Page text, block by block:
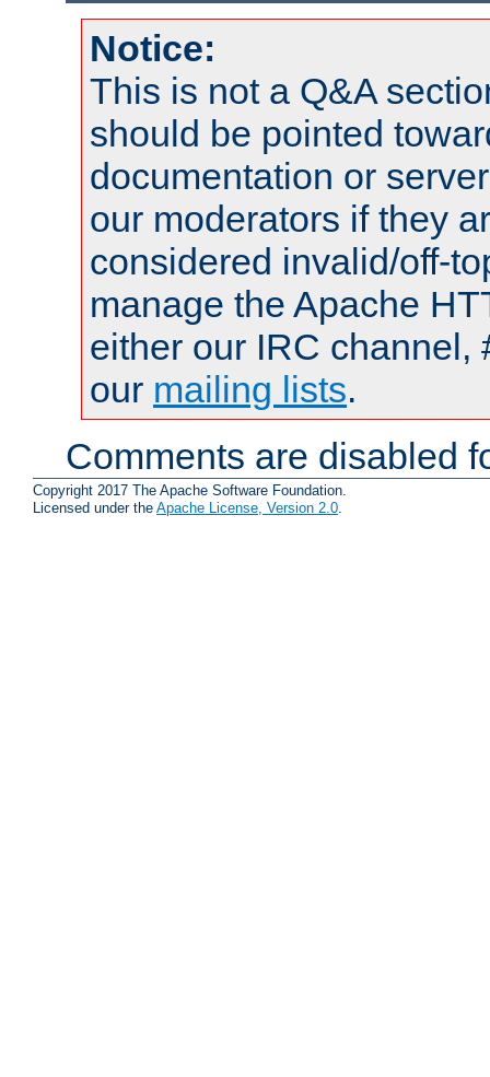
Notice:
This is not a Q&A
should be pointed
documentation or
our moderators if they
considered invalid/off-
manage the Apache
either our IRC channel,
our mailing lists.
Comments are disabled
Copyright 2017 The Apache Software Foundation.
Licensed under the Apache License, Version 2.0